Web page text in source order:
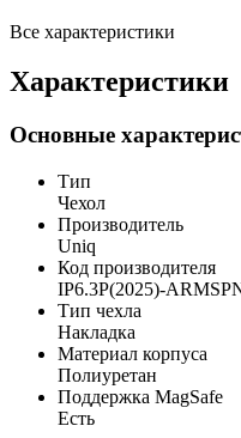
Все характеристики
Характеристики
Основные
Тип
Чехол
Производитель
Uniq
Код производителя
IP6.3P(2025)-
Тип чехла
Накладка
Материал корпуса
Полиуретан
Поддержка MagSafe
Есть